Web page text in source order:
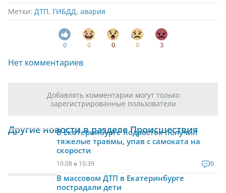
Метки: ДТП, ГИБДД, авария
0 0 0 0 3
Нет комментариев
Добавлять комментарии могут только
зарегистрированные пользователи
Другие новости в разделе Происшествия
В Екатеринбурге подросток получил
тяжелые травмы, упав с самоката на
скорости
10.08 в 10:39 0
В массовом ДТП в Екатеринбурге
пострадали дети